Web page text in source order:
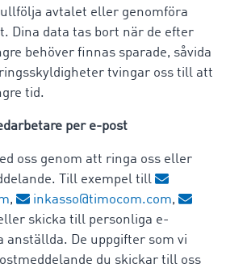
avtalet eller genomföra
Dina data tas bort när de efter
behöver finnas sparade, såvida
tvingar oss till att
tid.
per e-post
oss genom att ringa oss eller
Till exempel till
, inkasso@timocom.com,
skicka till personliga e-
anställda. De uppgifter som vi
du skickar till oss